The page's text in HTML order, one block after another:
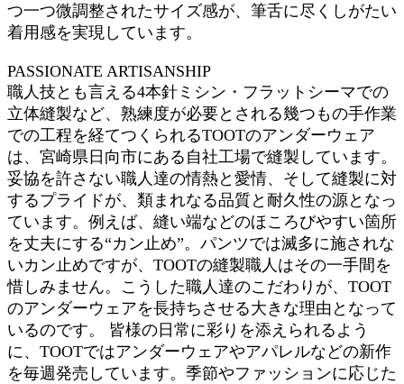
つ一つ微調整されたサイズ感が、筆舌に尽くしがたい
着用感を実現しています。
PASSIONATE ARTISANSHIP
職人技とも言える4本針ミシン・フラットシーマでの
立体縫製など、熟練度が必要とされる幾つもの手作業
での工程を経てつくられるTOOTのアンダーウェア
は、宮崎県日向市にある自社工場で縫製しています。
妥協を許さない職人達の情熱と愛情、そして縫製に対
するプライドが、類まれなる品質と耐久性の源となっ
ています。例えば、縫い端などのほころびやすい箇所
を丈夫にする“カン止め”。パンツでは滅多に施されな
いカン止めですが、TOOTの縫製職人はその一手間を
惜しみません。こうした職人達のこだわりが、TOOT
のアンダーウェアを長持ちさせる大きな理由となって
いるのです。 皆様の日常に彩りを添えられるよう
に、TOOTではアンダーウェアやアパレルなどの新作
を毎週発売しています。季節やファッションに応じた